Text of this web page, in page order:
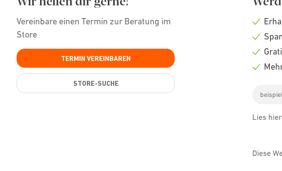
Vereinbare einen Termin zur Beratung im
Store
TERMIN VEREINBAREN
STORE-SUCHE
Check
Check
Check
address
Lies
Diese